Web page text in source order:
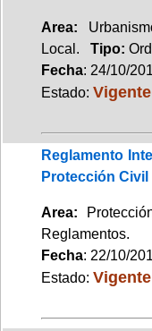
Area:
Local. Tipo:
Fecha: 24/10/
Estado: Vigente
Reglamento
Protección Civil
Area:
Reglamentos.
Fecha: 22/10/
Estado: Vigente